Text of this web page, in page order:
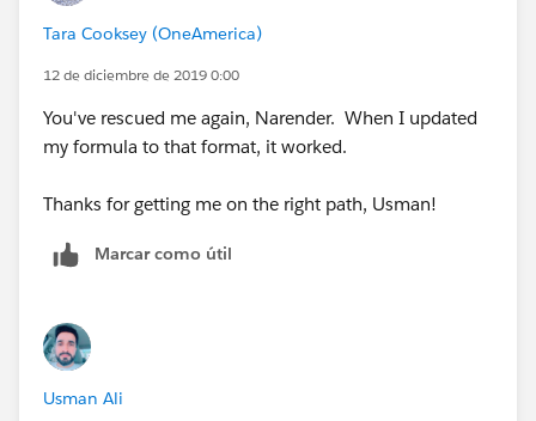
Tara Cooksey (OneAmerica)
12 de diciembre de 2019 0:00
You've rescued me again, Narender. When I updated
my formula to that format, it worked.
Thanks for getting me on the right path, Usman!
Marcar como útil
Usman Ali